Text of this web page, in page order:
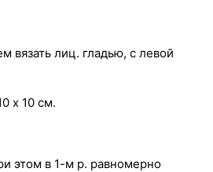
вязать лиц. гладью, с левой
x 10 см.
этом в 1-м р. равномерно